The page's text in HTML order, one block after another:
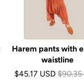
Harem pants with
waistline
$45.17 USD $90.35